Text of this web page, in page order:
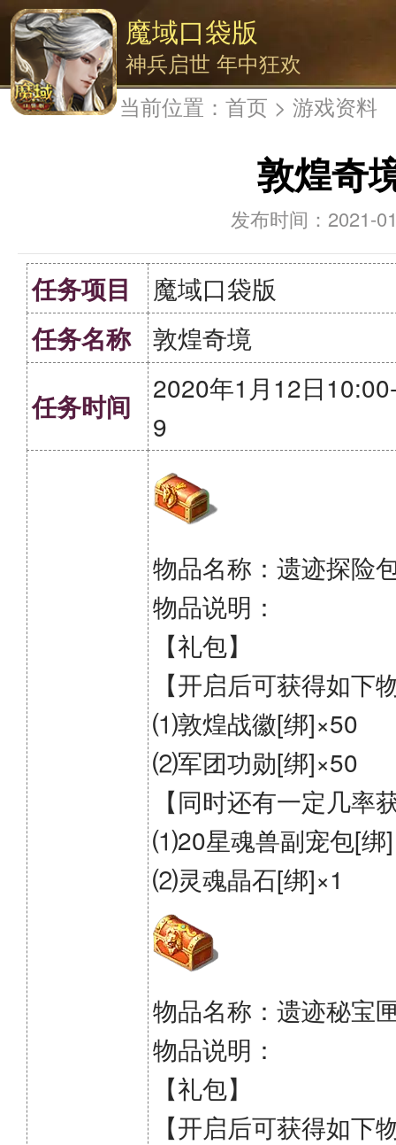
魔域口袋版
神兵启世 年中狂欢
当前位置： 首页 > 游戏资料
敦煌奇
2021-
任务项目 魔域口袋版
任务名称 敦煌奇境
任务时间
2020年1月12日
9
物品名称：遗迹探险
物品说明：
【礼包】
【开启后可获得如下
⑴敦煌战徽[绑]×50
⑵军团功勋[绑]×50
【同时还有一定几率
⑴20星魂兽副宠包[绑
⑵灵魂晶石[绑]×1
物品名称：遗迹秘宝
物品说明：
【礼包】
【开启后可获得如下